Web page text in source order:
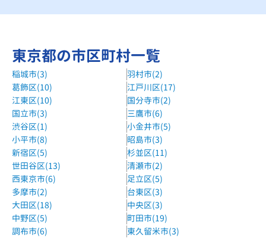
ラボ寺子屋蓮根校
蓮根駅徒歩2分
城南コベッツ大山教室
東武東上線 大山駅 徒歩8分
城南コベッツ成増教室
東武東上線 成増駅 徒歩5分、東京メトロ有楽町線 成増駅 徒
歩2分
城南コベッツときわ台教室
東武東上線 ときわ台駅 徒歩2分
個別指導Wam中板橋校
東武東上線中板橋駅北口徒歩１分
東京都の市区町村一覧
稲城市(3)
羽村市(2)
葛飾区(10)
江戸川区(17)
江東区(10)
国分寺市(2)
国立市(3)
三鷹市(6)
渋谷区(1)
小金井市(5)
小平市(8)
昭島市(3)
新宿区(5)
杉並区(11)
世田谷区(13)
清瀬市(2)
西東京市(6)
足立区(5)
多摩市(2)
台東区(3)
大田区(18)
中央区(3)
中野区(5)
町田市(19)
調布市(6)
東久留米市(3)